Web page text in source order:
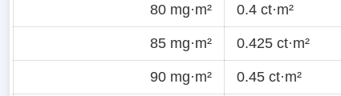
80 mg·m² 0.4 ct·m²
85 mg·m² 0.425 ct·m²
90 mg·m² 0.45 ct·m²